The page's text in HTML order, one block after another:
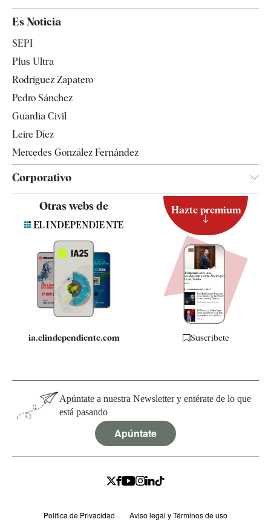
España
Televisión
Es Noticia
SEPI
Plus Ultra
Rodríguez Zapatero
Pedro Sánchez
Guardia Civil
Leire Díez
Mercedes González Fernández
Corporativo
Contacto
Quiénes somos
Especificaciones
Otras webs de
ia.elindependiente.com
Hazte premium
Suscríbete
Apúntate a nuestra Newsletter y entérate de lo que
está pasando
Apúntate
Política de Privacidad
Aviso legal y Términos de uso